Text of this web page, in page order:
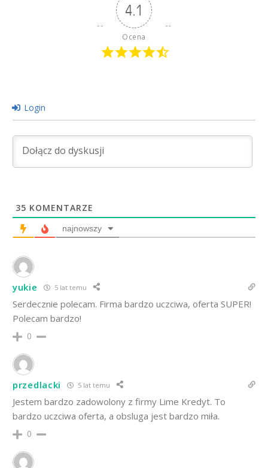
4.1
Ocena
Login
35 KOMENTARZE
najnowszy
yukie 5 lat temu
Serdecznie polecam. Firma bardzo uczciwa, oferta SUPER!
Polecam bardzo!
0
przedlacki 5 lat temu
Jestem bardzo zadowolony z firmy Lime Kredyt. To
bardzo uczciwa oferta, a obsluga jest bardzo miła.
0